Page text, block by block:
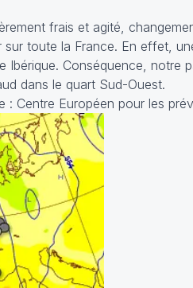
frais et agité,
toute la France. En effet,
Ibérique. Conséquence,
dans le quart Sud-Ouest.
: Centre Européen pour les